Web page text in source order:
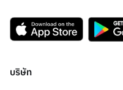
บริษัท